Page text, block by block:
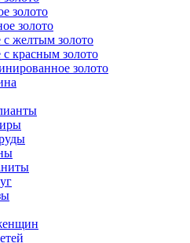
золото
золото
с желтым золото
с красным золото
золото